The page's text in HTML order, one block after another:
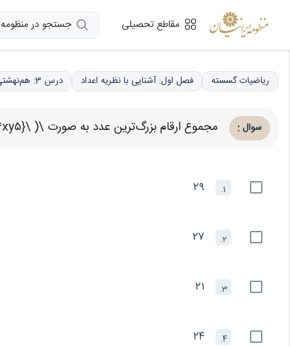
مقاطع تحصیلی جستجو در منظومه
ریاضیات گسسته فصل اول: آشنایی با نظریه اعداد درس 3: هم‌نهشتی در اعداد صحیح، کاربردها
سوال : مجموع ارقام بزرگ‌ترین عدد به صورت \( \overline{۳۴xy۵} \) که بر ۳۳ بخش‌پذیر باشد، کدام است؟
1. ۲۹
2. ۲۷
3. ۲۱
4. ۲۴